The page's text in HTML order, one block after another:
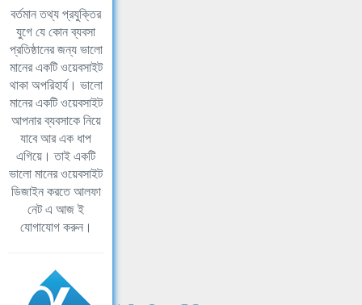
বর্তমান তথ্য প্রযুক্তির
যুগে যে কোন ব্যবসা
প্রতিষ্ঠানের জন্য ভালো
মানের একটি ওয়েবসাইট
থাকা অপরিহার্য। ভালো
মানের একটি ওয়েবসাইট
আপনার ব্যবসাকে নিয়ে
যাবে আর এক ধাপ
এগিয়ে। তাই একটি
ভালো মানের ওয়েবসাইট
ডিজাইন করতে আলফা
নেট এ আজ ই
যোগাযোগ করুন।